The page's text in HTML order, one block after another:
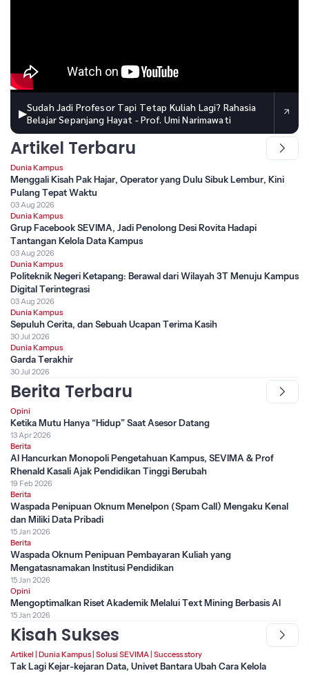
▶Sudah Jadi Profesor Tapi Tetap Kuliah Lagi? Rahasia
Belajar Sepanjang Hayat - Prof. Umi Narimawati
Artikel Terbaru
Dunia Kampus
Menggali Kisah Pak Hajar, Operator yang Dulu Sibuk Lembur, Kini
Pulang Tepat Waktu
03 Aug 2026
Dunia Kampus
Grup Facebook SEVIMA, Jadi Penolong Desi Rovita Hadapi
Tantangan Kelola Data Kampus
03 Aug 2026
Dunia Kampus
Politeknik Negeri Ketapang: Berawal dari Wilayah 3T Menuju Kampus
Digital Terintegrasi
03 Aug 2026
Dunia Kampus
Sepuluh Cerita, dan Sebuah Ucapan Terima Kasih
30 Jul 2026
Dunia Kampus
Garda Terakhir
30 Jul 2026
Berita Terbaru
Opini
Ketika Mutu Hanya “Hidup” Saat Asesor Datang
13 Apr 2026
Berita
AI Hancurkan Monopoli Pengetahuan Kampus, SEVIMA & Prof
Rhenald Kasali Ajak Pendidikan Tinggi Berubah
19 Feb 2026
Berita
Waspada Penipuan Oknum Menelpon (Spam Call) Mengaku Kenal
dan Miliki Data Pribadi
15 Jan 2026
Berita
Waspada Oknum Penipuan Pembayaran Kuliah yang
Mengatasnamakan Institusi Pendidikan
15 Jan 2026
Opini
Mengoptimalkan Riset Akademik Melalui Text Mining Berbasis AI
15 Jan 2026
Kisah Sukses
Artikel Dunia Kampus Solusi SEVIMA Success story
Tak Lagi Kejar-kejaran Data, Univet Bantara Ubah Cara Kelola